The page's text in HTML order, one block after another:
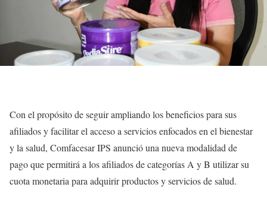
Con el propósito de seguir ampliando los beneficios para sus
afiliados y facilitar el acceso a servicios enfocados en el bienestar
y la salud, Comfacesar IPS anunció una nueva modalidad de
pago que permitirá a los afiliados de categorías A y B utilizar su
cuota monetaria para adquirir productos y servicios de salud.